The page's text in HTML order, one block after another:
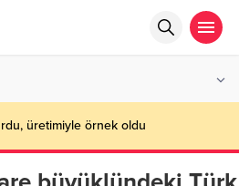
üretimiyle örnek oldu